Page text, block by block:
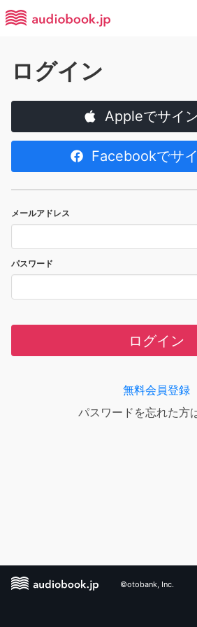
ログイン
Appleでサイ
Facebookでサ
メールアドレス
パスワード
ログイン
無料会員登録
パスワードを忘れた方
©otobank, Inc.